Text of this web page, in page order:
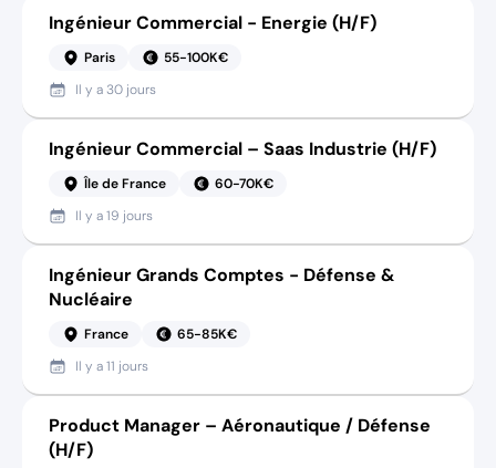
Ingénieur Commercial - Energie (H/F)
Paris
55-100K€
Il y a 30 jours
Ingénieur Commercial – Saas Industrie (H/F)
Île de France
60-70K€
Il y a19 jours
Ingénieur Grands Comptes - Défense &
Nucléaire
France
65-85K€
Il y a11 jours
Product Manager – Aéronautique / Défense
(H/F)